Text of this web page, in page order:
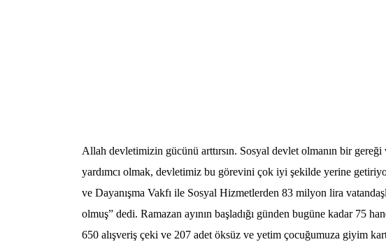
Allah devletimizin gücünü arttırsın. Sosyal devlet olmanın bir
yardımcı olmak, devletimiz bu görevini çok iyi şekilde yerine
ve Dayanışma Vakfı ile Sosyal Hizmetlerden 83 milyon lira
olmuş” dedi. Ramazan ayının başladığı günden bugüne kadar 75
650 alışveriş çeki ve 207 adet öksüz ve yetim çocuğumuza giyim